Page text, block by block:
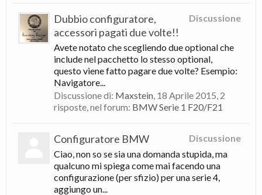
Discussione
Dubbio configuratore,
accessori pagati due volte!!
Avete notato che scegliendo due optional che
include nel pacchetto lo stesso optional,
questo viene fatto pagare due volte? Esempio:
Navigatore...
Discussione di: Maxstein, 18 Aprile 2015, 2
risposte, nel forum: BMW Serie 1 F20/F21
Discussione
Configuratore BMW
Ciao, non so se sia una domanda stupida, ma
qualcuno mi spiega come mai facendo una
configurazione (per sfizio) per una serie 4,
aggiungo un...